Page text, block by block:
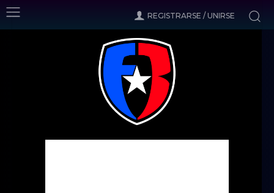
REGISTRARSE / UNIRSE